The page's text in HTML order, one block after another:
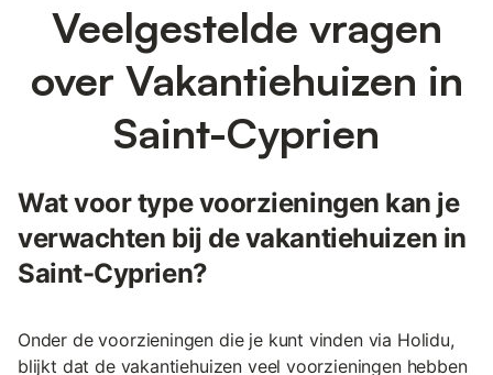
Veelgestelde vragen
over Vakantiehuizen in
Saint-Cyprien
Wat voor type voorzieningen kan je
verwachten bij de vakantiehuizen in
Saint-Cyprien?
Onder de voorzieningen die je kunt vinden via Holidu,
blijkt dat de vakantiehuizen veel voorzieningen hebben